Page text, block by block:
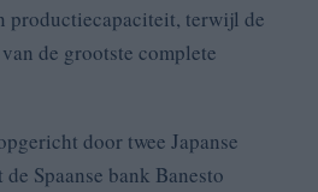
productiecapaciteit, terwijl de
de grootste complete
door twee Japanse
Spaanse bank Banesto